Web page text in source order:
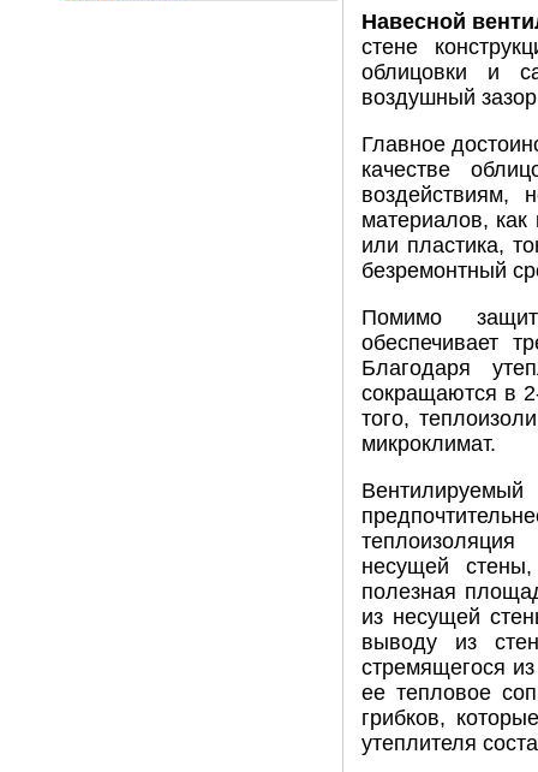
Навесной
стене
облицовки и
воздушный
Главное
качестве
воздействиям,
материалов,
или пластика,
безремонтный
Помимо
обеспечивает
Благодаря
сокращаются в
того,
микроклимат.
теплоизоляция
несущей
полезная
из несущей
выводу из
стремящегося
ее тепловое
грибков,
утеплителя